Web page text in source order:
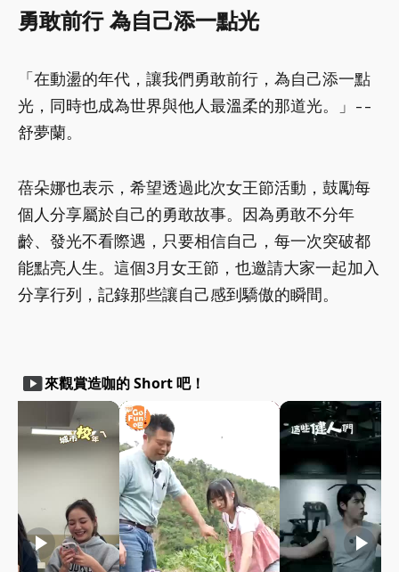
勇敢前行 為自己添一點光
「在動盪的年代，讓我們勇敢前行，為自己添一點
光，同時也成為世界與他人最溫柔的那道光。」--
舒夢蘭。
蓓朵娜也表示，希望透過此次女王節活動，鼓勵每
個人分享屬於自己的勇敢故事。因為勇敢不分年
齡、發光不看際遇，只要相信自己，每一次突破都
能點亮人生。這個3月女王節，也邀請大家一起加入
分享行列，記錄那些讓自己感到驕傲的瞬間。
smart_display來觀賞造咖的 Short 吧！
play_arrow play_arrow play_arrow